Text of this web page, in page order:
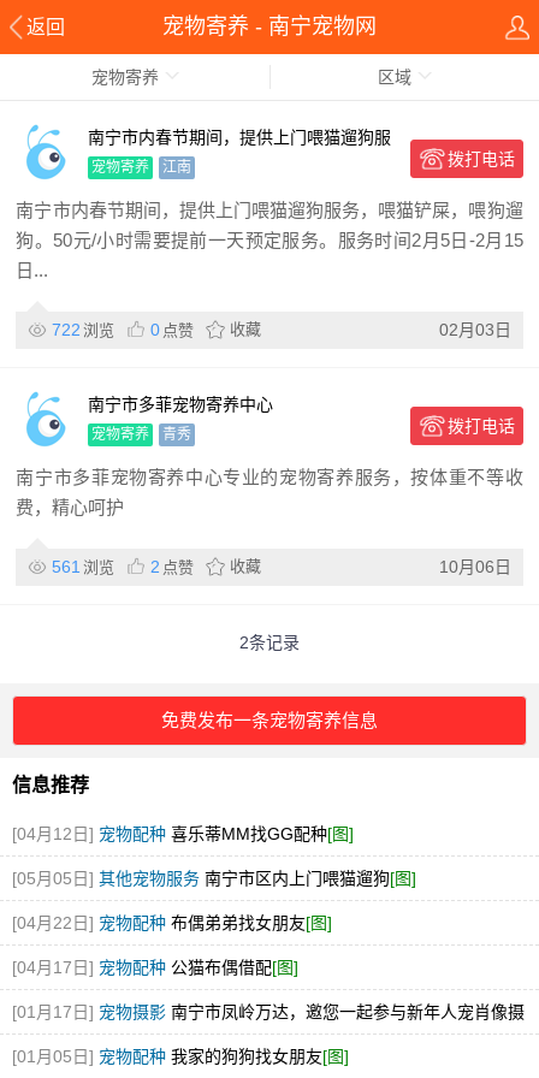
返回 宠物寄养 - 南宁宠物网
宠物寄养 区域
南宁市内春节期间，提供上门喂猫遛狗服
务
宠物寄养 江南 拨打电话
南宁市内春节期间，提供上门喂猫遛狗服务，喂猫铲屎，喂狗遛
狗。50元/小时需要提前一天预定服务。服务时间2月5日-2月15
日...
722 浏览 0 点赞 收藏 02月03日
南宁市多菲宠物寄养中心
宠物寄养 青秀 拨打电话
南宁市多菲宠物寄养中心专业的宠物寄养服务，按体重不等收
费，精心呵护
561 浏览 2 点赞 收藏 10月06日
2条记录
免费发布一条宠物寄养信息
信息推荐
[04月12日] 宠物配种 喜乐蒂MM找GG配种[图]
[05月05日] 其他宠物服务 南宁市区内上门喂猫遛狗[图]
[04月22日] 宠物配种 布偶弟弟找女朋友[图]
[04月17日] 宠物配种 公猫布偶借配[图]
[01月17日] 宠物摄影 南宁市凤岭万达，邀您一起参与新年人宠肖像摄
影艺术节[图]
[01月05日] 宠物配种 我家的狗狗找女朋友[图]